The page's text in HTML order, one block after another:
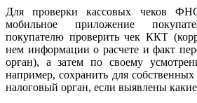
Для проверки кассовых чеков ФНС
мобильное приложение
покупателю проверить чек ККТ
нем информации о расчете и факт
орган), а затем по своему
например, сохранить для
налоговый орган, если выявлены